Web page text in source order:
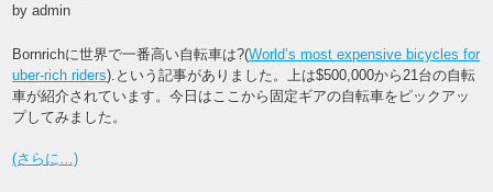
by admin
Bornrichに世界で一番高い自転車は?(World’s most expensive bicycles for
uber-rich riders).という記事がありました。上は$500,000から21台の自転
車が紹介されています。今日はここから固定ギアの自転車をピックアッ
プしてみました。
(さらに…)